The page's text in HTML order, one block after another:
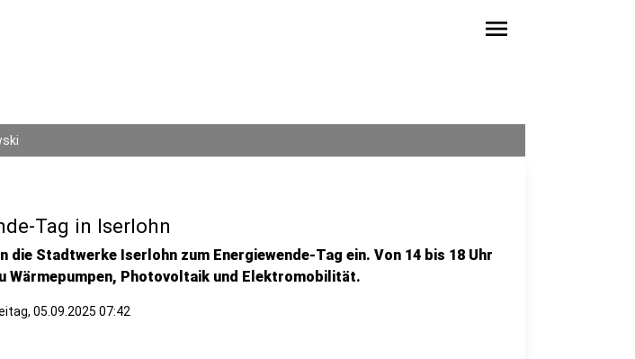
menu
Tag in Iserlohn
die Stadtwerke Iserlohn zum Energiewende-Tag ein. Von 14 bis 18 Uhr
Wärmepumpen, Photovoltaik und Elektromobilität.
05.09.2025 07:42